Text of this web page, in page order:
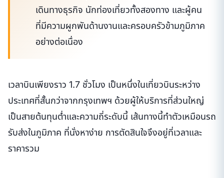
เดินทางธุรกิจ นักท่องเที่ยวทั้งสองทาง และผู้คน
ที่มีความผูกพันด้านงานและครอบครัวข้ามภูมิภาค
อย่างต่อเนื่อง
เวลาบินเพียงราว 1.7 ชั่วโมง เป็นหนึ่งในเที่ยวบินระหว่าง
ประเทศที่สั้นกว่าจากกรุงเทพฯ ด้วยผู้ให้บริการที่ส่วนใหญ่
เป็นสายต้นทุนต่ำและความถี่ระดับนี้ เส้นทางนี้ทำตัวเหมือนรถ
รับส่งในภูมิภาค ที่นั่งหาง่าย การตัดสินใจจึงอยู่ที่เวลาและ
ราคารวม